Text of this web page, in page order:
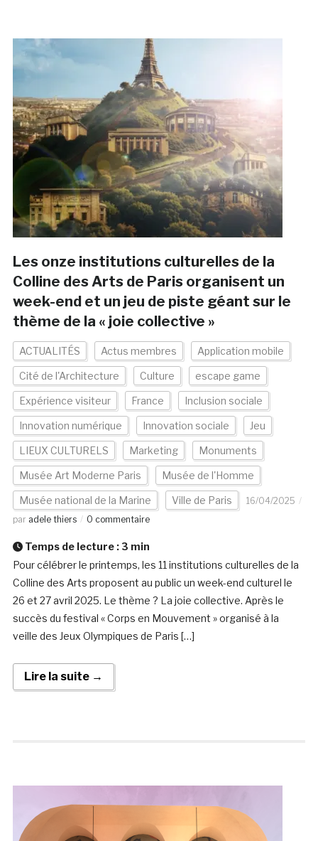
Les onze institutions culturelles de la
Colline des Arts de Paris organisent un
week-end et un jeu de piste géant sur le
thème de la « joie collective »
ACTUALITÉS Actus membres Application mobile
Cité de l'Architecture Culture escape game
Expérience visiteur France Inclusion sociale
Innovation numérique Innovation sociale Jeu
LIEUX CULTURELS Marketing Monuments
Musée Art Moderne Paris Musée de l'Homme
Musée national de la Marine Ville de Paris
16/04/2025
par adele thiers 0 commentaire
Temps de lecture : 3 min
Pour célébrer le printemps, les 11 institutions culturelles de la
Colline des Arts proposent au public un week-end culturel le
26 et 27 avril 2025. Le thème ? La joie collective. Après le
succès du festival « Corps en Mouvement » organisé à la
veille des Jeux Olympiques de Paris […]
Lire la suite →